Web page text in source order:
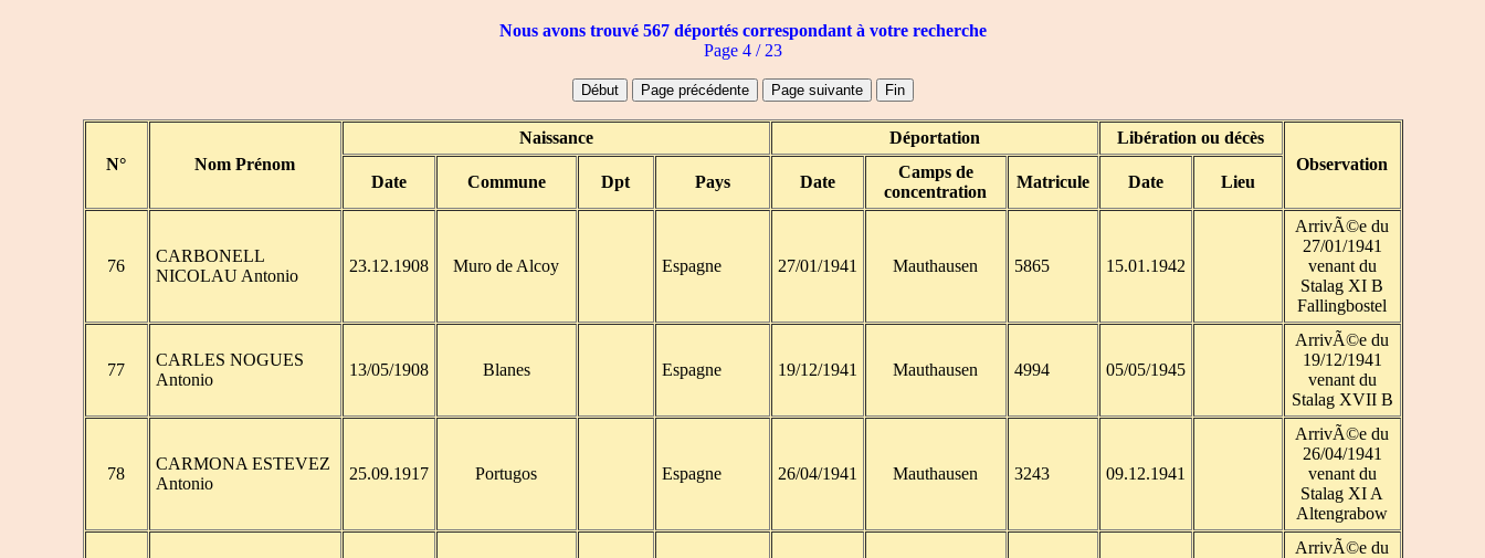
Nous avons trouvé 567 déportés correspondant à votre recherche
Page 4 / 23
N° Nom Prénom
Naissance Déportation
Libération ou décès
Observation
Date
Commune Dpt Pays Date
Camps de
concentration
Matricule Date Lieu
76
CARBONELL
NICOLAU Antonio
23.12.1908 Muro de Alcoy Espagne 27/01/1941 Mauthausen 5865 15.01.1942
ArrivÃ©e du
27/01/1941
venant du
Stalag XI B
Fallingbostel
77
CARLES NOGUES
Antonio
13/05/1908 Blanes Espagne 19/12/1941 Mauthausen 4994 05/05/1945
ArrivÃ©e du
19/12/1941
venant du
Stalag XVII B
78
CARMONA ESTEVEZ
Antonio
25.09.1917 Portugos Espagne 26/04/1941 Mauthausen 3243 09.12.1941
ArrivÃ©e du
26/04/1941
venant du
Stalag XI A
Altengrabow
ArrivÃ©e du